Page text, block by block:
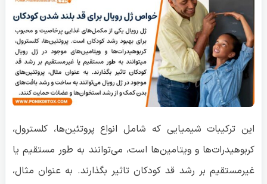
این ترکیبات شیمیایی که شامل انواع پروتئین‌ها، کلسترول،
کربوهیدرات‌ها و ویتامین‌ها است، می‌توانند به طور مستقیم یا
غیرمستقیم بر رشد قد کودکان تاثیر بگذارند. به عنوان مثال،